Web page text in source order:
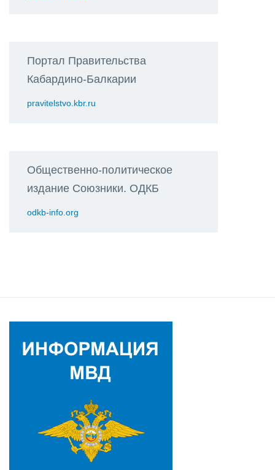
Портал Правительства
Кабардино-Балкарии
pravitelstvo.kbr.ru
Общественно-политическое
издание Союзники. ОДКБ
odkb-info.org